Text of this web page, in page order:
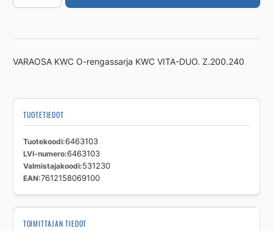
ja
KWC
Europe
VARAOSA KWC O-rengassarja KWC VITA-DUO. Z.200.240
TUOTETIEDOT
Tuotekoodi 6463103
LVI-numero 6463103
Valmistajakoodi 531230
EAN 7612158069100
TOIMITTAJAN TIEDOT